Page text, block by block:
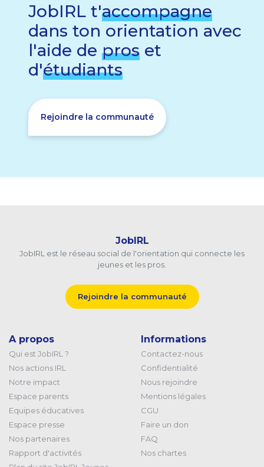
JobIRL t'accompagne
dans ton orientation avec
l'aide de pros et
d'étudiants
Rejoindre la communauté
JobIRL
JobIRL est le réseau social de l'orientation qui connecte les
jeunes et les pros.
Rejoindre la communauté
A propos
Qui est JobIRL ?
Nos actions IRL
Notre impact
Espace parents
Equipes éducatives
Espace presse
Nos partenaires
Rapport d'activités
Informations
Contactez-nous
Confidentialité
Nous rejoindre
Mentions légales
CGU
Faire un don
FAQ
Nos chartes